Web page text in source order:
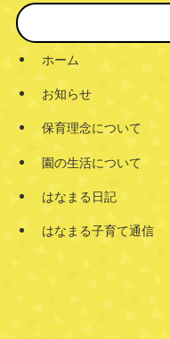
ホーム
お知らせ
保育理念について
園の生活について
はなまる日記
はなまる子育て通信